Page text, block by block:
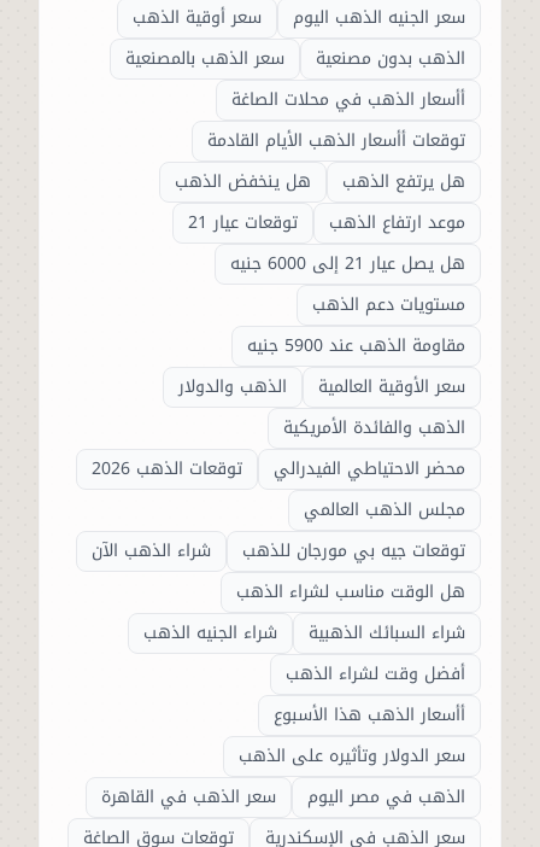
سعر الجنيه الذهب اليوم
سعر أوقية الذهب
الذهب بدون مصنعية
سعر الذهب بالمصنعية
أأسعار الذهب في محلات الصاغة
توقعات أأسعار الذهب الأيام القادمة
هل يرتفع الذهب
هل ينخفض الذهب
موعد ارتفاع الذهب
توقعات عيار 21
هل يصل عيار 21 إلى 6000 جنيه
مستويات دعم الذهب
مقاومة الذهب عند 5900 جنيه
سعر الأوقية العالمية
الذهب والدولار
الذهب والفائدة الأمريكية
محضر الاحتياطي الفيدرالي
توقعات الذهب 2026
مجلس الذهب العالمي
توقعات جيه بي مورجان للذهب
شراء الذهب الآن
هل الوقت مناسب لشراء الذهب
شراء السبائك الذهبية
شراء الجنيه الذهب
أفضل وقت لشراء الذهب
أأسعار الذهب هذا الأسبوع
سعر الدولار وتأثيره على الذهب
الذهب في مصر اليوم
سعر الذهب في القاهرة
سعر الذهب في الإسكندرية
توقعات سوق الصاغة